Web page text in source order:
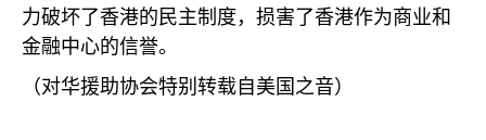
力破坏了香港的民主制度，损害了香港作为商业和
金融中心的信誉。
（对华援助协会特别转载自美国之音）